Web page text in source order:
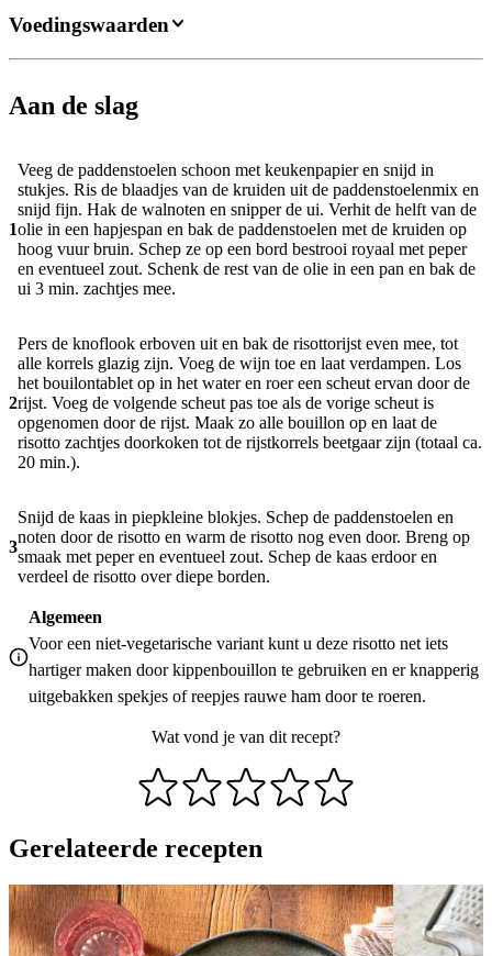
Aan de slag
1
Veeg de paddenstoelen schoon met keukenpapier en snijd in
stukjes. Ris de blaadjes van de kruiden uit de paddenstoelenmix en
snijd fijn. Hak de walnoten en snipper de ui. Verhit de helft van de
olie in een hapjespan en bak de paddenstoelen met de kruiden op
hoog vuur bruin. Schep ze op een bord bestrooi royaal met peper
en eventueel zout. Schenk de rest van de olie in een pan en bak de
ui 3 min. zachtjes mee.
2
Pers de knoflook erboven uit en bak de risottorijst even mee, tot
alle korrels glazig zijn. Voeg de wijn toe en laat verdampen. Los
het bouilontablet op in het water en roer een scheut ervan door de
rijst. Voeg de volgende scheut pas toe als de vorige scheut is
opgenomen door de rijst. Maak zo alle bouillon op en laat de
risotto zachtjes doorkoken tot de rijstkorrels beetgaar zijn (totaal ca.
20 min.).
3
Snijd de kaas in piepkleine blokjes. Schep de paddenstoelen en
noten door de risotto en warm de risotto nog even door. Breng op
smaak met peper en eventueel zout. Schep de kaas erdoor en
verdeel de risotto over diepe borden.
Algemeen
Voor een niet-vegetarische variant kunt u deze risotto net iets
hartiger maken door kippenbouillon te gebruiken en er knapperig
uitgebakken spekjes of reepjes rauwe ham door te roeren.
Wat vond je van dit recept?
Voedingswaarden
Gerelateerde recepten